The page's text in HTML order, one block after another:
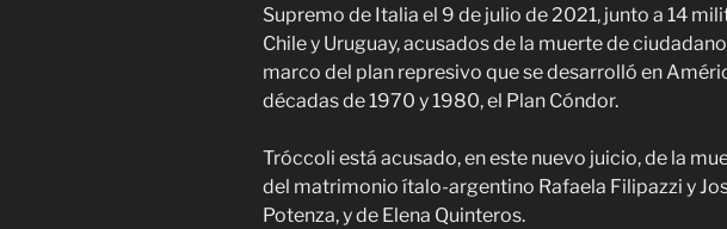
Supremo de Italia el 9 de julio de 2021, junto a 14
Chile y Uruguay, acusados de la muerte de
marco del plan represivo que se desarrolló en
décadas de 1970 y 1980, el Plan Cóndor.
Tróccoli está acusado, en este nuevo juicio, de la
del matrimonio ítalo-argentino Rafaela Filipazzi y
Potenza, y de Elena Quinteros.